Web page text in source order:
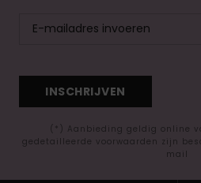
INSCHRIJVEN
(*) Aanbieding geldig online
gedetailleerde voorwaarden zijn
mail